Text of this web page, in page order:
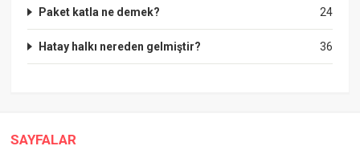
24
Paket katla ne demek?
36
Hatay halkı nereden gelmiştir?
SAYFALAR